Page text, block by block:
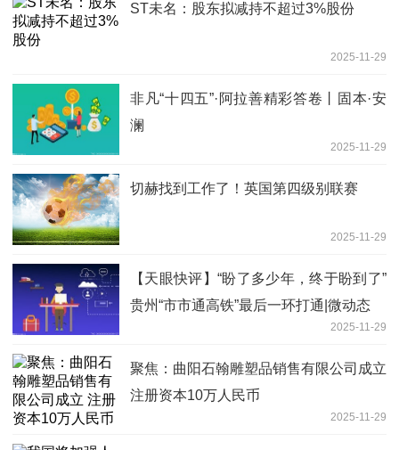
ST未名：股东拟减持不超过3%股份
2025-11-29
非凡“十四五”·阿拉善精彩答卷丨固本·安
澜
2025-11-29
切赫找到工作了！英国第四级别联赛
2025-11-29
【天眼快评】“盼了多少年，终于盼到了”
贵州“市市通高铁”最后一环打通|微动态
2025-11-29
聚焦：曲阳石翰雕塑品销售有限公司成立
注册资本10万人民币
2025-11-29